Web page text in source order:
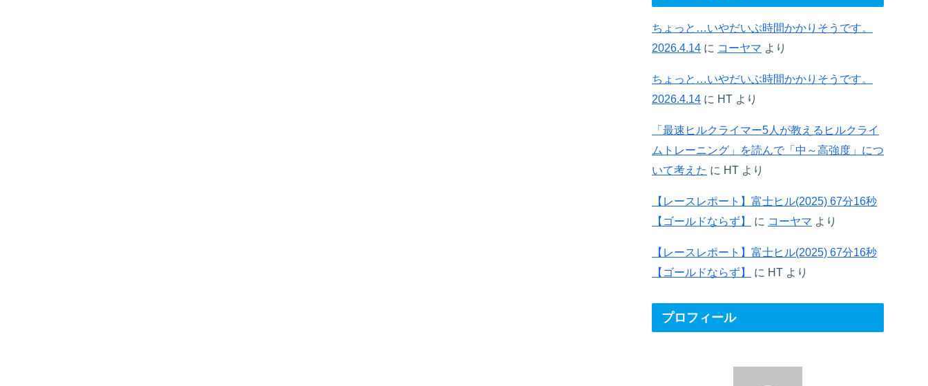
ちょっと…いやだいぶ時間かかりそうです。
2026.4.14 に コーヤマ より
ちょっと…いやだいぶ時間かかりそうです。
2026.4.14 に HT より
「最速ヒルクライマー5人が教えるヒルクライ
ムトレーニング」を読んで「中～高強度」につ
いて考えた に HT より
【レースレポート】富士ヒル(2025) 67分16秒
【ゴールドならず】
に コーヤマ より
【レースレポート】富士ヒル(2025) 67分16秒
【ゴールドならず】
に HT より
プロフィール